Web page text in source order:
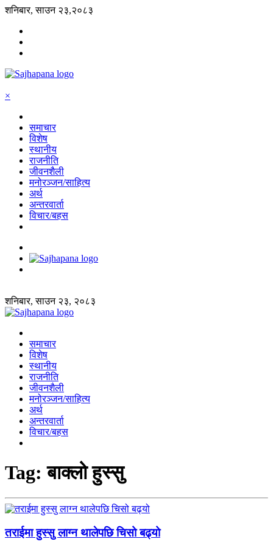
शनिबार, साउन २३,२०८३
×
समाचार
विशेष
स्थानीय
राजनीति
जीवनशैली
मनोरञ्जन/साहित्य
अर्थ
अन्तरवार्ता
विचार/बहस
शनिबार, साउन २३, २०८३
समाचार
विशेष
स्थानीय
राजनीति
जीवनशैली
मनोरञ्जन/साहित्य
अर्थ
अन्तरवार्ता
विचार/बहस
Tag:बाक्लो हुस्सु
तराईमा हुस्सु लाग्न थालेपछि चिसो बढ्यो